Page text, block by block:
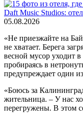
Daft Music Studios:
05.08.2026
«Не приезжайте на
не хватает. Берега
весной мусор уходит
пробираясь в
предупреждает один
«Боюсь за
жительница. – У нас
перегружены. В этом